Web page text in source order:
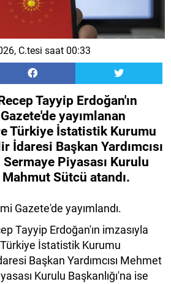
C.tesi saat 00:33
Tayyip Erdoğan'ın
yayımlanan
Türkiye İstatistik Kurumu
İdaresi Başkan Yardımcısı
Sermaye Piyasası Kurulu
Mahmut Sütcü atandı.
Gazete'de yayımlandı.
Tayyip Erdoğan'ın imzasıyla
İstatistik Kurumu
Başkan Yardımcısı Mehmet
Kurulu Başkanlığı'na ise